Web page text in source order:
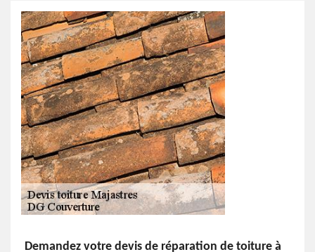
Demandez votre devis de réparation de toiture à